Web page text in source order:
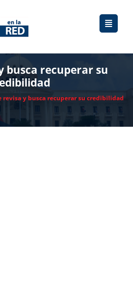
busca recuperar su
revisa y busca recuperar su credibilidad